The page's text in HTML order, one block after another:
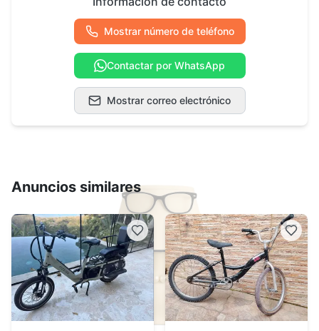
Mostrar número de teléfono
Contactar por WhatsApp
Mostrar correo electrónico
Anuncios similares